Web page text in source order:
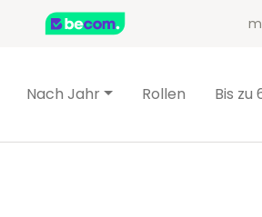
Nach Jahr Rollen Bis zu